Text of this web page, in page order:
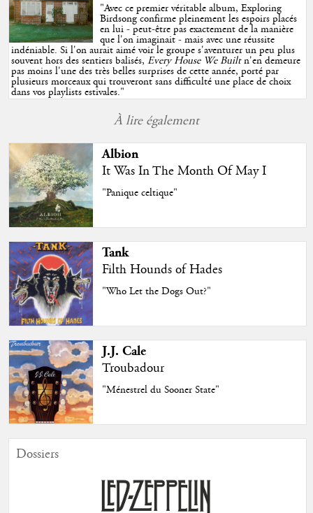
"Avec ce premier véritable album, Exploring
Birdsong confirme pleinement les espoirs placés
en lui - peut-être pas exactement de la manière
que l'on imaginait - mais avec une réussite
indéniable. Si l'on aurait aimé voir le groupe s'aventurer un peu plus
souvent hors des sentiers balisés,Every House We Builtn'en demeure
pas moins l'une des très belles surprises de cette année, porté par
plusieurs morceaux qui trouveront sans difficulté une place de choix
dans vos playlists estivales."
À lire également
Albion
It Was In The Month Of May I
"Panique celtique"
Tank
Filth Hounds of Hades
"Who Let the Dogs Out?"
J.J. Cale
Troubadour
"Ménestrel du Sooner State"
Dossiers